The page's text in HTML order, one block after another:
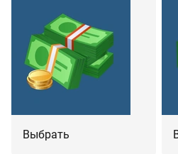
Выбрать